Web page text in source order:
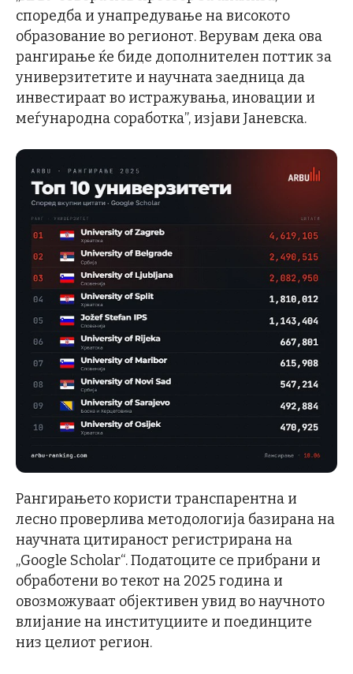
споредба и унапредување на високото
образование во регионот. Верувам дека ова
рангирање ќе биде дополнителен поттик за
универзитетите и научната заедница да
инвестираат во истражувања, иновации и
меѓународна соработка”, изјави Јаневска.
Рангирањето користи транспарентна и
лесно проверлива методологија базирана на
научната цитираност регистрирана на
„Google Scholar“. Податоците се прибрани и
обработени во текот на 2025 година и
овозможуваат објективен увид во научното
влијание на институциите и поединците
низ целиот регион.